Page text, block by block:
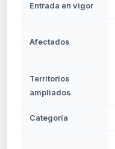
Entrada en vigor
Afectados
Territorios
ampliados
Categoría